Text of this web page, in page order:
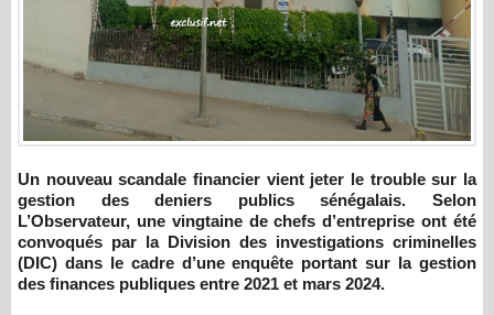
Un nouveau scandale financier vient jeter le trouble sur la
gestion des deniers publics sénégalais. Selon
L’Observateur, une vingtaine de chefs d’entreprise ont été
convoqués par la Division des investigations criminelles
(DIC) dans le cadre d’une enquête portant sur la gestion
des finances publiques entre 2021 et mars 2024.